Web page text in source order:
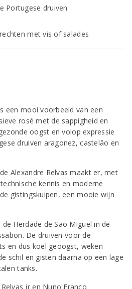
Portugese druiven
met vis of salades
een mooi voorbeeld van een
rosé met de sappigheid en
oogst en volop expressie
druiven aragonez, castelão en
Alexandre Relvas maakt er, met
kennis en moderne
gistingskuipen, een mooie wijn
Herdade de São Miguel in de
De druiven voor de
en dus koel geoogst, weken
schil en gisten daarna op een lage
tanks.